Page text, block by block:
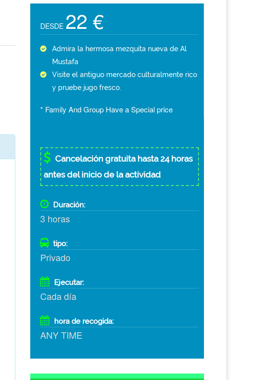
DESDE 22 €
Admira la hermosa mezquita nueva de Al
Mustafa
Visite el antiguo mercado culturalmente rico
y pruebe jugo fresco.
* Family And Group Have a Special price
Cancelación gratuita hasta 24 horas
antes del inicio de la actividad
Duración:
3 horas
tipo:
Privado
Ejecutar:
Cada día
hora de recogida:
ANY TIME